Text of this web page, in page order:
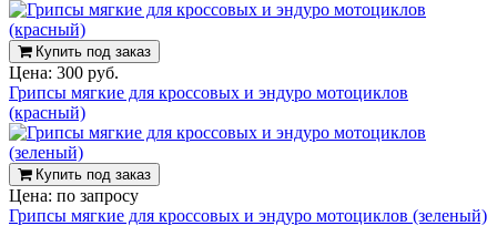
Купить под заказ
Цена: 300 руб.
Грипсы мягкие для кроссовых и эндуро мотоциклов
(красный)
Купить под заказ
Цена: по запросу
Грипсы мягкие для кроссовых и эндуро мотоциклов (зеленый)